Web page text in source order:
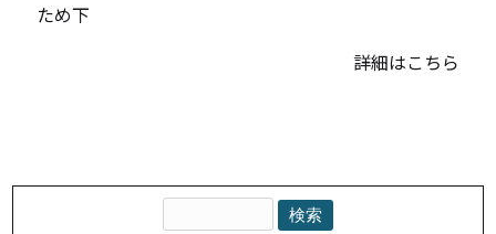
ため下
詳細はこちら